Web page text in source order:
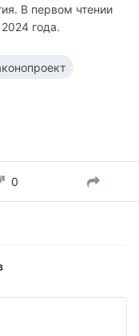
В первом чтении
года.
0